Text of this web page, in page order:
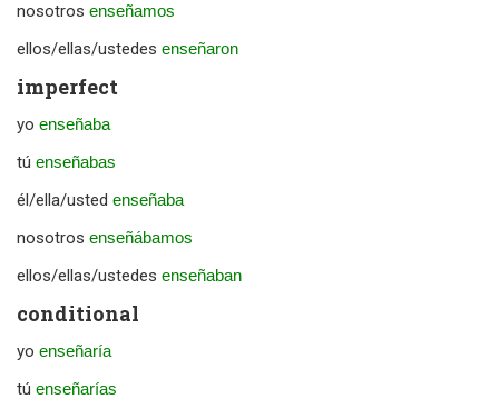
nosotros enseñamos
ellos/ellas/ustedes enseñaron
imperfect
yo enseñaba
tú enseñabas
él/ella/usted enseñaba
nosotros enseñábamos
ellos/ellas/ustedes enseñaban
conditional
yo enseñaría
tú enseñarías